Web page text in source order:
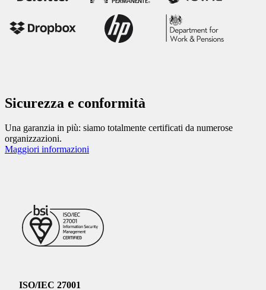
Sicurezza e conformità
Una garanzia in più: siamo totalmente certificati da numerose
organizzazioni.
Maggiori informazioni
ISO/IEC 27001